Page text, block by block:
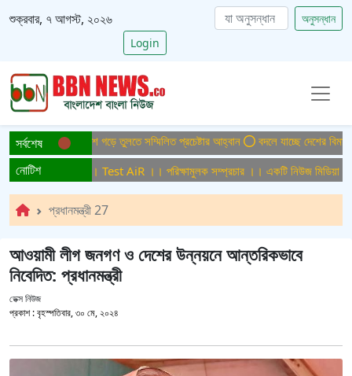
শুক্রবার, ৭ আগস্ট, ২০২৬
অনুসন্ধান
Login
সর্বশেষবাংলাদেশ গড়ে তুলতে সম্মিলিত প্রচেষ্টার আহ্বান বদলে যাচ্ছে দেশের বিমান ও
নোটিশসম্প্রচার ।। Test AiR ।। পরিক্ষামুলক সম্প্রচার ।। একটি নিউজ মিডিয়া
প্রধানমন্ত্রী 27
আওয়ামী লীগ জনগণ ও দেশের উন্নয়নে আন্তরিকভাবে
নিবেদিত: প্রধানমন্ত্রী
ডেক্স নিউজ
প্রকাশ :বৃহস্পতিবার, ৩০ মে, ২০২৪